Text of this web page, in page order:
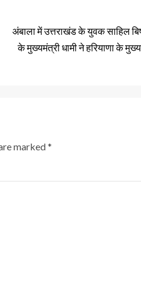
अंबाला में उत्तराखंड के युवक साहिल
के मुख्यमंत्री धामी ने हरियाणा के
marked*